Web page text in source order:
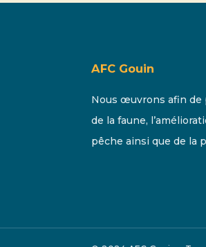
AFC Gouin
Nous œuvrons afin de
de la faune,
pêche ainsi que de la